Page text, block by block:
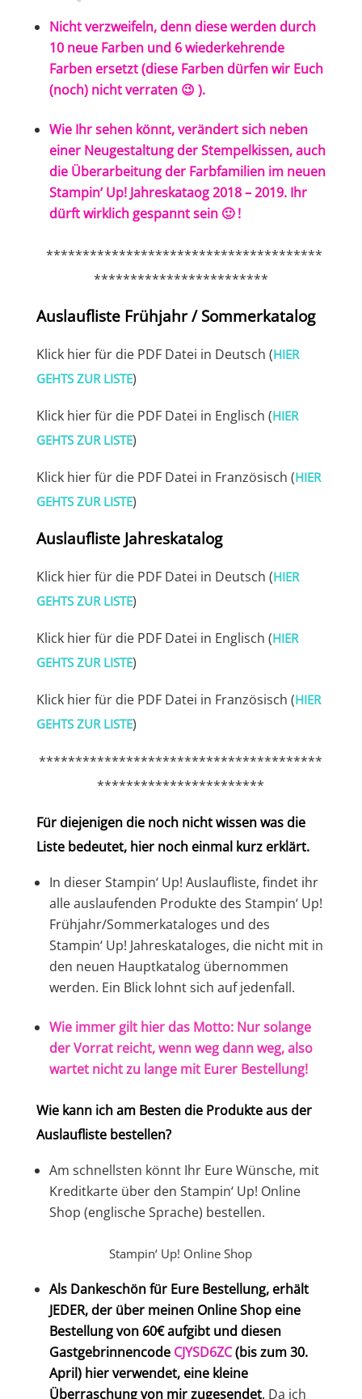
Nicht verzweifeln, denn diese werden durch
10 neue Farben und 6 wiederkehrende
Farben ersetzt (diese Farben dürfen wir Euch
(noch) nicht verraten 😉 ).
Wie Ihr sehen könnt, verändert sich neben
einer Neugestaltung der Stempelkissen, auch
die Überarbeitung der Farbfamilien im neuen
Stampin‘ Up! Jahreskataog 2018 – 2019. Ihr
dürft wirklich gespannt sein 🙂 !
**************************************
************************
Auslaufliste Frühjahr / Sommerkatalog
Klick hier für die PDF Datei in Deutsch (HIER
GEHTS ZUR LISTE)
Klick hier für die PDF Datei in Englisch (HIER
GEHTS ZUR LISTE)
Klick hier für die PDF Datei in Französisch (HIER
GEHTS ZUR LISTE)
Auslaufliste Jahreskatalog
Klick hier für die PDF Datei in Deutsch (HIER
GEHTS ZUR LISTE)
Klick hier für die PDF Datei in Englisch (HIER
GEHTS ZUR LISTE)
Klick hier für die PDF Datei in Französisch (HIER
GEHTS ZUR LISTE)
***************************************
***********************
Für diejenigen die noch nicht wissen was die
Liste bedeutet, hier noch einmal kurz erklärt.
In dieser Stampin‘ Up! Auslaufliste, findet ihr
alle auslaufenden Produkte des Stampin‘ Up!
Frühjahr/Sommerkataloges und des
Stampin‘ Up! Jahreskataloges, die nicht mit in
den neuen Hauptkatalog übernommen
werden. Ein Blick lohnt sich auf jedenfall.
Wie immer gilt hier das Motto: Nur solange
der Vorrat reicht, wenn weg dann weg, also
wartet nicht zu lange mit Eurer Bestellung!
Wie kann ich am Besten die Produkte aus der
Auslaufliste bestellen?
Am schnellsten könnt Ihr Eure Wünsche, mit
Kreditkarte über den Stampin‘ Up! Online
Shop (englische Sprache) bestellen.
Stampin‘ Up! Online Shop
Als Dankeschön für Eure Bestellung, erhält
JEDER, der über meinen Online Shop eine
Bestellung von 60€ aufgibt und diesen
Gastgebrinnencode CJYSD6ZC(bis zum 30.
April) hier verwendet, eine kleine
Überraschung von mir zugesendet. Da ich